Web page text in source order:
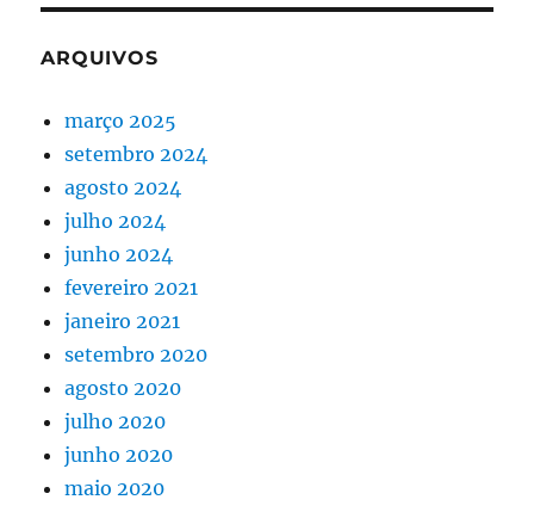
ARQUIVOS
março 2025
setembro 2024
agosto 2024
julho 2024
junho 2024
fevereiro 2021
janeiro 2021
setembro 2020
agosto 2020
julho 2020
junho 2020
maio 2020